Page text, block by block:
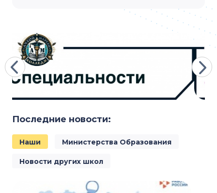
Последние новости:
Наши Министерства Образования
Новости других школ